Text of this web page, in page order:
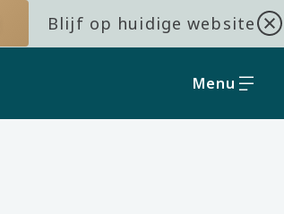
Blijf op huidige website
Menu